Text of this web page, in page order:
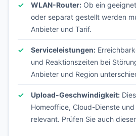
WLAN-Router: Ob ein
oder separat gestellt werden
Anbieter und Tarif.
Serviceleistungen:
und Reaktionszeiten bei
Anbieter und Region
Upload-Geschwindigkeit:
Homeoffice, Cloud-Dienste
relevant. Prüfen Sie auch